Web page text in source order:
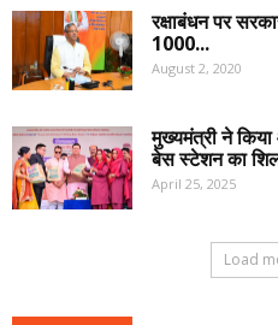
रक्षाबंधन पर
1000...
August 2, 2020
मुख्यमंत्री ने
बेस स्टेशन का
April 25, 2025
Load